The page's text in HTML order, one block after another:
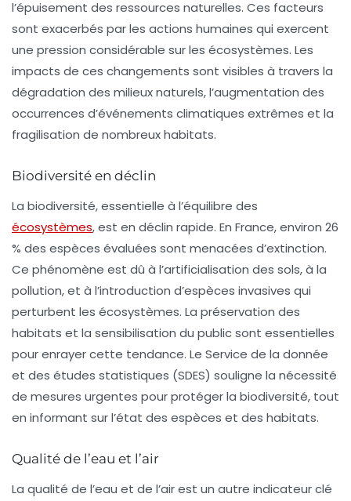
l’épuisement des ressources naturelles. Ces facteurs
sont exacerbés par les actions humaines qui exercent
une pression considérable sur les écosystèmes. Les
impacts de ces changements sont visibles à travers la
dégradation des milieux naturels, l’augmentation des
occurrences d’événements climatiques extrêmes et la
fragilisation de nombreux habitats.
Biodiversité en déclin
La biodiversité, essentielle à l’équilibre des
écosystèmes, est en déclin rapide. En France, environ 26
% des espèces évaluées sont menacées d’extinction.
Ce phénomène est dû à l’artificialisation des sols, à la
pollution, et à l’introduction d’espèces invasives qui
perturbent les écosystèmes. La préservation des
habitats et la sensibilisation du public sont essentielles
pour enrayer cette tendance. Le Service de la donnée
et des études statistiques (SDES) souligne la nécessité
de mesures urgentes pour protéger la biodiversité, tout
en informant sur l’état des espèces et des habitats.
Qualité de l’eau et l’air
La qualité de l’eau et de l’air est un autre indicateur clé